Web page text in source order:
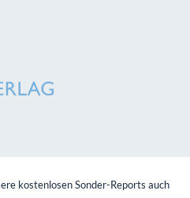
kostenlosen Sonder-Reports auch